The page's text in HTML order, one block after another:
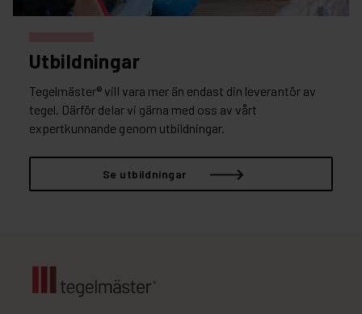
Utbildningar
Tegelmäster® vill vara mer än endast din leverantör av
tegel. Därför delar vi gärna med oss av vårt
expertkunnande genom utbildningar.
Se utbildningar